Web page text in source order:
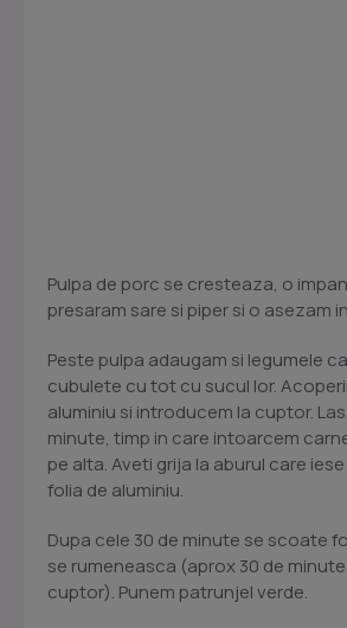
Pulpa de porc se cresteaza, o
presaram sare si piper si o asezam
Peste pulpa adaugam si legumele
cubulete cu tot cu sucul lor.
aluminiu si introducem la cuptor.
minute, timp in care intoarcem
pe alta. Aveti grija la aburul care
folia de aluminiu.
Dupa cele 30 de minute se scoate
se rumeneasca (aprox 30 de
cuptor). Punem patrunjel verde.